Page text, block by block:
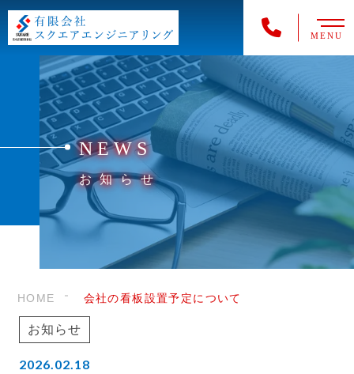
MENU
NEWS
お知らせ
HOME 会社の看板設置予定について
お知らせ
2026.02.18